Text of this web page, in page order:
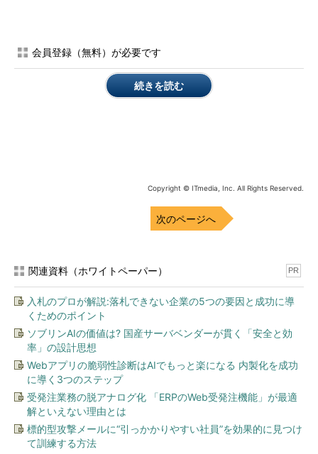
記事Index
5分で絶対に分かるメンタルヘルス
2分 － 自分のメンタルヘルス、意識してい
3分 － メンタルヘルスを保つ方法
4分 － すでにダメージを受けている場合の
5分 － ストレスとうまく付き合い、メンタ
ルヘルスを守ろう
1分 － 厳しい環境がメンタルヘルスに及ぼす影
響
会員登録（無料）が必要です
続きを読む
Copyright © ITmedia, Inc. All Rights Reserved.
次のページへ
関連資料（ホワイトペーパー） PR
入札のプロが解説:落札できない企業の5つの要因と成功に導
くためのポイント
ソブリンAIの価値は? 国産サーバベンダーが貫く「安全と効
率」の設計思想
Webアプリの脆弱性診断はAIでもっと楽になる 内製化を成功
に導く3つのステップ
受発注業務の脱アナログ化 「ERPのWeb受発注機能」が最適
解といえない理由とは
標的型攻撃メールに“引っかかりやすい社員”を効果的に見つけ
て訓練する方法